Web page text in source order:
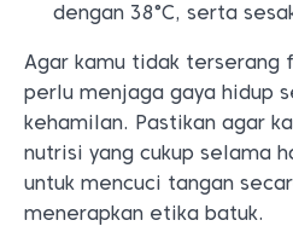
dengan 38°C, serta
Agar kamu tidak terserang
perlu menjaga gaya hidup
kehamilan. Pastikan agar
nutrisi yang cukup selama
untuk mencuci tangan
menerapkan etika batuk.